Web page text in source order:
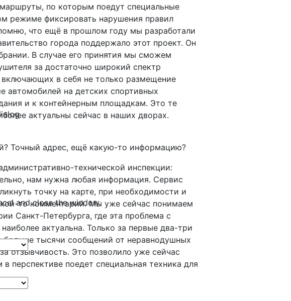
and close the window.
по которым поедут специальные
режиме фиксировать нарушения правил
что ещё в прошлом году мы разработали
города поддержало этот проект. Он
В случае его принятия мы сможем
за достаточно широкий спектр
в себя не только размещение
автомобилей на детских спортивных
и к контейнерным площадкам. Это те
актуальны сейчас в наших дворах.
Точный адрес, ещё какую-то информацию?
технической инспекции:
нам нужна любая информация. Сервис
точку на карте, при необходимости и
то комментарий. Мы уже сейчас понимаем
Санкт-Петербурга, где эта проблема с
актуальна. Только за первые два-три
больше тысячи сообщений от неравнодушных
отзывчивость. Это позволило уже сейчас
перспективе поедет специальная техника для